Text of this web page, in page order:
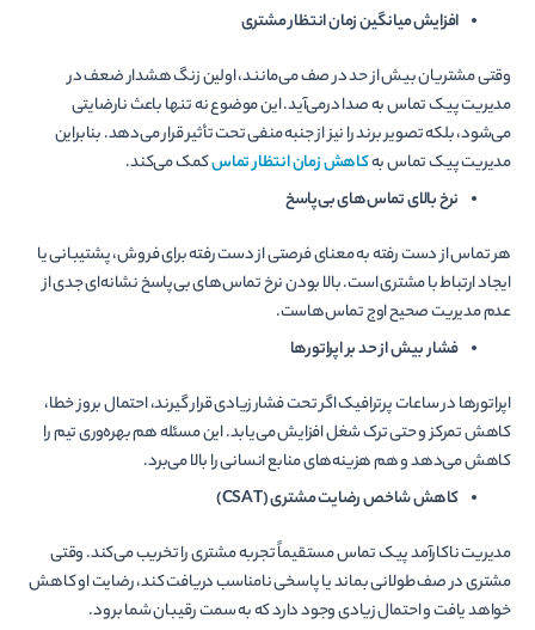
افزایش میانگین زمان انتظار مشتری
وقتی مشتریان بیش از حد در صف می‌مانند، اولین زنگ هشدار ضعف در
مدیریت پیک تماس به صدا درمی‌آید. این موضوع نه تنها باعث نارضایتی
می‌شود، بلکه تصویر برند را نیز از جنبه منفی تحت تأثیر قرار می‌دهد. بنابراین
مدیریت پیک تماس بهکاهش زمان انتظار تماسکمک می‌کند.
نرخ بالای تماس‌های بی‌پاسخ
هر تماس از دست رفته به معنای فرصتی از دست رفته برای فروش، پشتیبانی یا
ایجاد ارتباط با مشتری است. بالا بودن نرخ تماس‌های بی‌پاسخ نشانه‌ای جدی از
عدم مدیریت صحیح اوج تماس‌هاست.
فشار بیش از حد بر اپراتورها
اپراتورها در ساعات پرترافیک اگر تحت فشار زیادی قرار گیرند، احتمال بروز خطا،
کاهش تمرکز و حتی ترک شغل افزایش می‌یابد. این مسئله هم بهره‌وری تیم را
کاهش می‌دهد و هم هزینه‌های منابع انسانی را بالا می‌برد.
کاهش شاخص رضایت مشتری(CSAT)
مدیریت ناکارآمد پیک تماس مستقیماً تجربه مشتری را تخریب می‌کند. وقتی
مشتری در صف طولانی بماند یا پاسخی نامناسب دریافت کند، رضایت او کاهش
خواهد یافت و احتمال زیادی وجود دارد که به سمت رقیبان شما برود.